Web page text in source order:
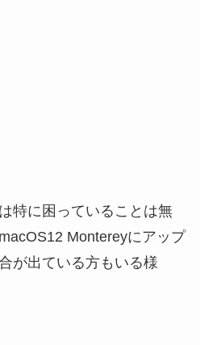
特に困っていることは無
Montereyにアップ
が出ている方もいる様